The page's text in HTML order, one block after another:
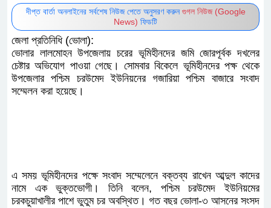
দীপ্ত বার্তা অনলাইনের সর্বশেষ নিউজ পেতে অনুসরণ করুনগুগল নিউজ (Google
News) ফিডটি
জেলা প্রতিনিধি (ভোলা):
ভোলার লালমোহন উপজেলায় চরের ভূমিহীনদের জমি জোরপূর্বক দখলের
চেষ্টার অভিযোগ পাওয়া গেছে। সোমবার বিকেলে ভূমিহীনদের পক্ষ থেকে
উপজেলার পশ্চিম চরউমেদ ইউনিয়নের গজারিয়া পশ্চিম বাজারে সংবাদ
সম্মেলন করা হয়েছে।
এ সময় ভূমিহীনদের পক্ষে সংবাদ সম্মেলেনে বক্তব্য রাখেন আব্দুল কাদের
নামে এক ভুক্তভোগী। তিনি বলেন, পশ্চিম চরউমেদ ইউনিয়মের
চরকচুয়াখালীর পাশে ভুতুম চর অবস্থিত। গত বছর ভোলা-৩ আসনের সংসদ